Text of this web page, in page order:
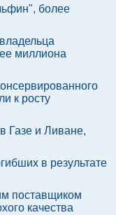
более
миллиона
к росту
Газе и Ливане,
в результате
поставщиком
качества